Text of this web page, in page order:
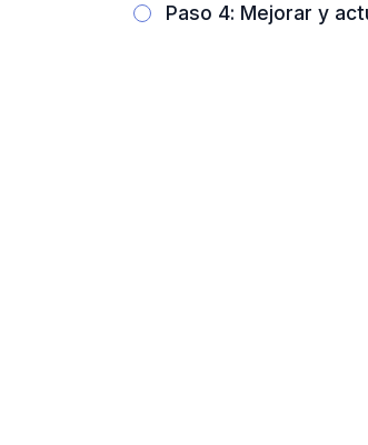
Paso 4: Mejorar y